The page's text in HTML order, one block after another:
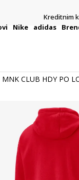
Kreditnim
Nike adidas
MNK CLUB HDY PO